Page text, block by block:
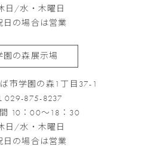
日/水・木曜日
の場合は営業
園の森展示場
市学園の森1丁目37-1
029-875-8237
10：00～18：30
日/水・木曜日
の場合は営業